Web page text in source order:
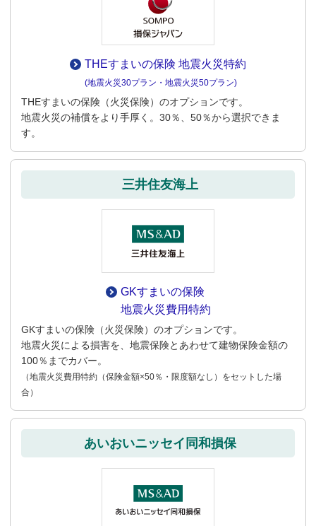
THEすまいの保険 地震火災特約
(地震火災30プラン・地震火災50プラン)
THEすまいの保険（火災保険）のオプションです。
地震火災の補償をより手厚く。30％、50％から選択できま
す。
三井住友海上
GKすまいの保険
地震火災費用特約
GKすまいの保険（火災保険）のオプションです。
地震火災による損害を、地震保険とあわせて建物保険金額の
100％までカバー。
（地震火災費用特約（保険金額×50％・限度額なし）をセットした場
合）
あいおいニッセイ同和損保